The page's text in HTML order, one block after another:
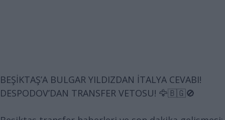
BEŞİKTAŞ’A BULGAR YILDIZDAN İTALYA CEVABI!
DESPODOV’DAN TRANSFER VETOSU! 🦅🇧🇬🚫